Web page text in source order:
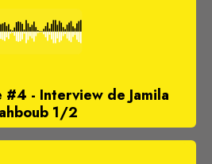
#4 - Interview de Jamila
1/2